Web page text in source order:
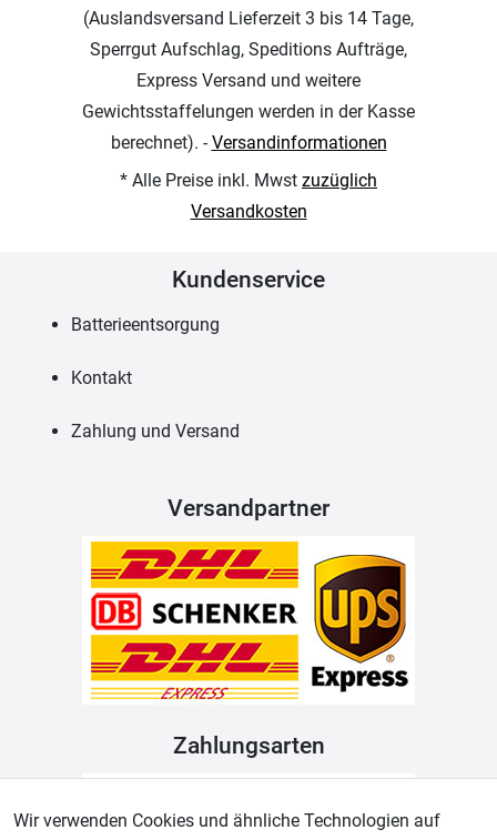
(Auslandsversand Lieferzeit 3 bis 14 Tage,
Sperrgut Aufschlag, Speditions Aufträge,
Express Versand und weitere
Gewichtsstaffelungen werden in der Kasse
berechnet). -Versandinformationen
* Alle Preise inkl. Mwst zuzüglich
Versandkosten
Kundenservice
Batterieentsorgung
Kontakt
Zahlung und Versand
Versandpartner
Zahlungsarten
Wir verwenden Cookies und ähnliche Technologien auf